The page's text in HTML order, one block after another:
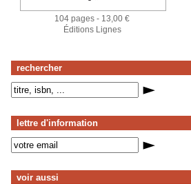
rechercher
lettre d'information
voir aussi
104 pages - 13,00 €
Éditions Lignes